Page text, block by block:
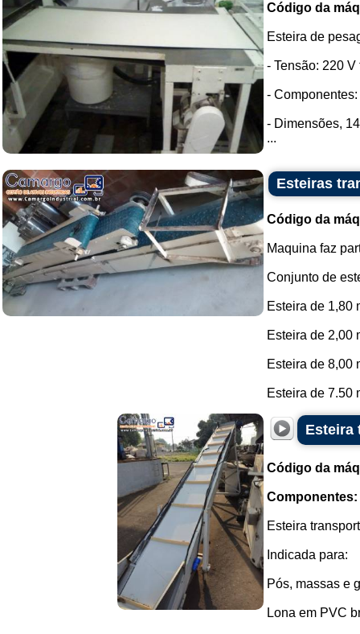
Código da
Esteira de
- Tensão: 220 V
-
- Dimensões,
...
Esteiras
Código da
Maquina faz
Conjunto de
Esteira de 1,80
Esteira de 2,00
Esteira de 8,00
Esteira de 7.50
Esteira
Código da
Componentes:
Esteira
Indicada para:
Pós, massas e
Lona em PVC